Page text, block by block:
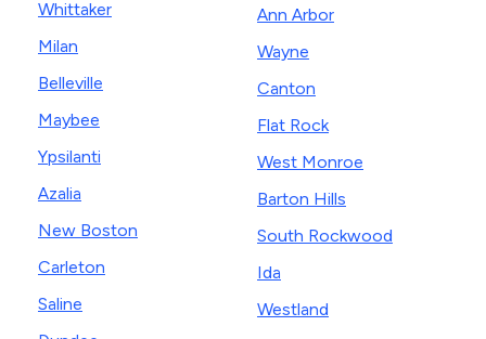
Whittaker
Milan
Belleville
Maybee
Ypsilanti
Azalia
New Boston
Carleton
Saline
Ann Arbor
Wayne
Canton
Flat Rock
West Monroe
Barton Hills
South Rockwood
Ida
Westland